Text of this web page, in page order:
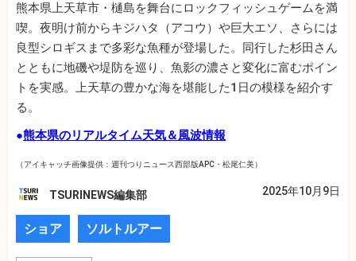
熊本県上天草市・樋島を舞台にロックフィッシュゲームを満
喫。夜明け前からキジハタ（アコウ）や巨大エソ、さらには
良型シロギスまで多彩な魚種が登場した。同行した杉田さん
とともに地磯や堤防を巡り、魚影の濃さと変化に富むポイン
トを実感。上天草の豊かな海を堪能した1日の模様を紹介す
る。
●熊本県のリアルタイム天気＆風波情報
（アイキャッチ画像提供：週刊つりニュース西部版APC・松尾仁美）
TSURINEWS編集部 2025年10月9日
ショア ソルトルアー